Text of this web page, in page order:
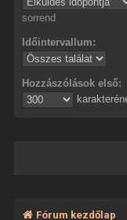
sorrend
Időintervallum:
Hozzászólások első:
Fórum kezdőlap